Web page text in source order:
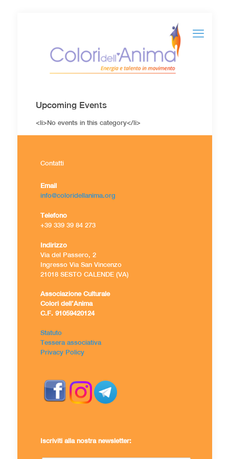
Upcoming Events
<li>No events in this category</li>
Contatti
Email
info@coloridellanima.org
Telefono
+39 339 39 84 273
Indirizzo
Via del Passero, 2
Ingresso Via San Vincenzo
21018 SESTO CALENDE (VA)
Associazione Culturale
Colori dell’Anima
C.F. 91059420124
Statuto
Tessera associativa
Privacy Policy
Iscriviti alla nostra newsletter: